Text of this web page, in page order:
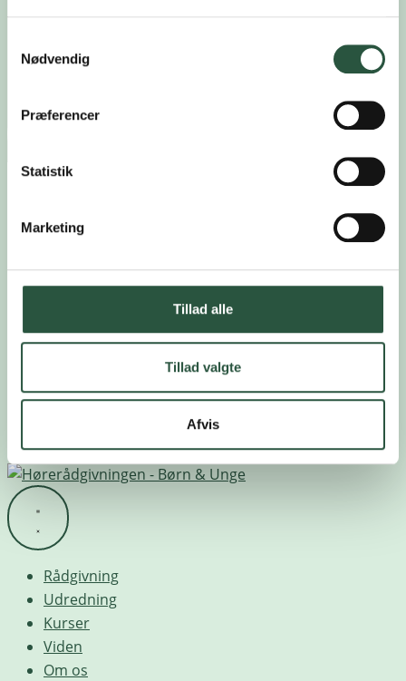
Nødvendig
Præferencer
Statistik
Marketing
Tillad alle
Tillad valgte
Afvis
Fornavn*
Efternavn*
Ophavsret © 2026 Hørerådgivningen – Børn &
Rådgivning
Udredning
Kurser
Viden
Om os